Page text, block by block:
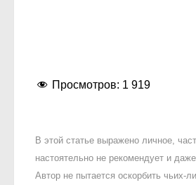
Просмотров: 1 919
В этой статье выражено личное,
настоятельно не рекомендует и
Автор не пытается оскорбить